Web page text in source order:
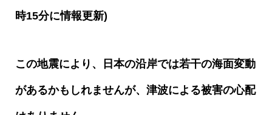
時15分に情報更新)
この地震により、日本の沿岸では若干の海面変動
があるかもしれませんが、津波による被害の心配